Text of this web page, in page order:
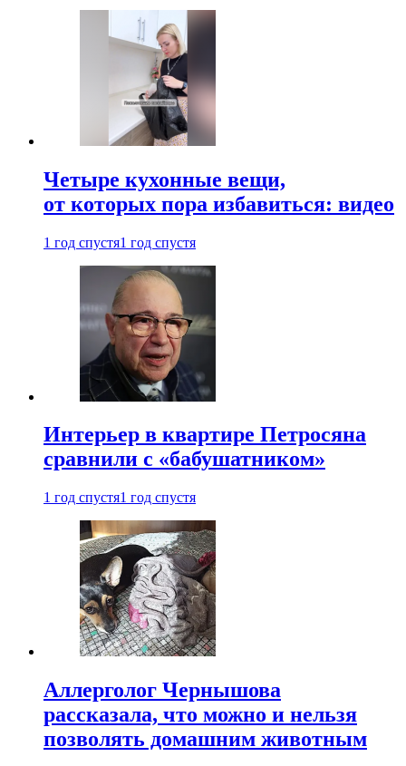
Четыре кухонные вещи,
от которых пора избавиться: видео
1 год спустя1 год спустя
Интерьер в квартире Петросяна
сравнили с «бабушатником»
1 год спустя1 год спустя
Аллерголог Чернышова
рассказала, что можно и нельзя
позволять домашним животным